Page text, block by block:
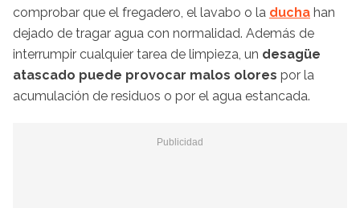
comprobar que el fregadero, el lavabo o la ducha han
dejado de tragar agua con normalidad. Además de
interrumpir cualquier tarea de limpieza, un desagüe
atascado puede provocar malos olores por la
acumulación de residuos o por el agua estancada.